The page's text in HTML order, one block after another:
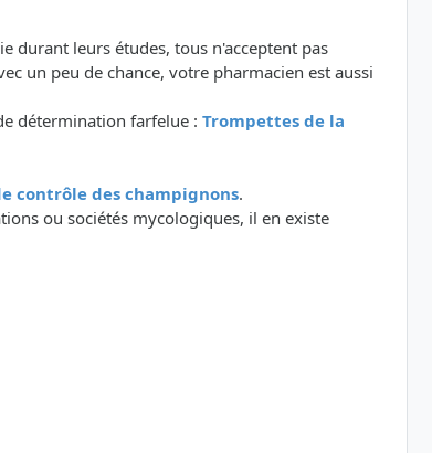
durant leurs études, tous n'acceptent pas
un peu de chance, votre pharmacien est aussi
détermination farfelue : Trompettes de la
contrôle des champignons.
ou sociétés mycologiques, il en existe